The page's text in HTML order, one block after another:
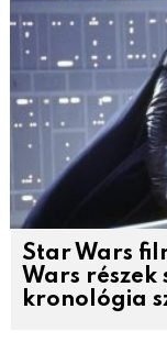
Star Wars
Wars részek
kronológia